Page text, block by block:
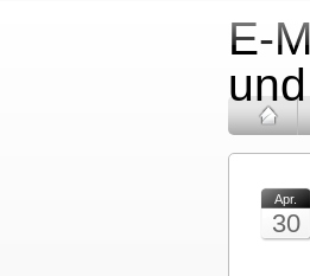
E-
Apr.
30